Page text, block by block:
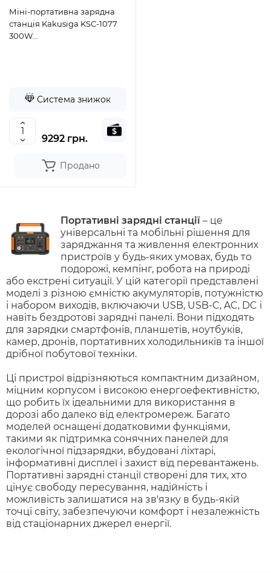
Міні-портативна зарядна
станція Kakusiga KSC-1077
300W
Система знижок
9292 грн.
Продано
Портативні зарядні станції – це
універсальні та мобільні рішення для
заряджання та живлення електронних
пристроїв у будь-яких умовах, будь то
подорожі, кемпінг, робота на природі
або екстрені ситуації. У цій категорії представлені
моделі з різною ємністю акумуляторів, потужністю
і набором виходів, включаючи USB, USB-C, AC, DC і
навіть бездротові зарядні панелі. Вони підходять
для зарядки смартфонів, планшетів, ноутбуків,
камер, дронів, портативних холодильників та іншої
дрібної побутової техніки.
Ці пристрої відрізняються компактним дизайном,
міцним корпусом і високою енергоефективністю,
що робить їх ідеальними для використання в
дорозі або далеко від електромереж. Багато
моделей оснащені додатковими функціями,
такими як підтримка сонячних панелей для
екологічної підзарядки, вбудовані ліхтарі,
інформативні дисплеї і захист від перевантажень.
Портативні зарядні станції створені для тих, хто
цінує свободу пересування, надійність і
можливість залишатися на зв'язку в будь-якій
точці світу, забезпечуючи комфорт і незалежність
від стаціонарних джерел енергії.